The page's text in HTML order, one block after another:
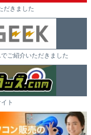
だきました
ご紹介いただきました
ト